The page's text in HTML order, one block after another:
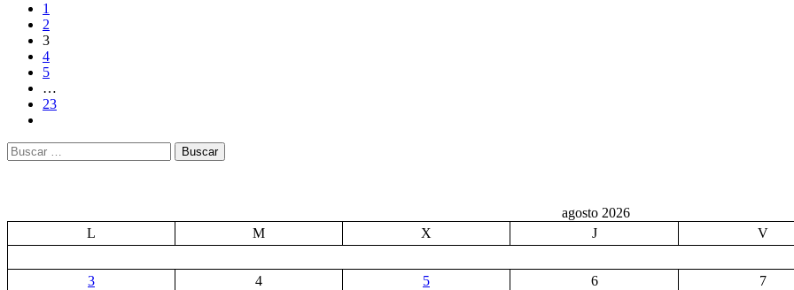
1
2
3
4
5
…
23
Buscar:
agosto 2026
L
M X J V
3
4 5 6 7